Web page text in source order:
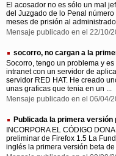
El acosador no es sólo un mal
del Juzgado de lo Penal
meses de prisión al
Mensaje publicado en el 22/10/
socorro, no cargan a la
Socorro, tengo un problema y
intranet con un servidor de
servidor RED HAT. He creado
unas graficas que tenia en un ...
Mensaje publicado en el 06/04/
Publicada la primera
INCORPORA EL CÓDIGO
preliminar de Firefox 1.5 La
inglés la primera versión beta de